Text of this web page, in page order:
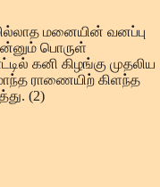
மனையின் வனப்பு
பொருள்
கனி கிழங்கு முதலிய
ராணையிற் கிளந்த
(2)